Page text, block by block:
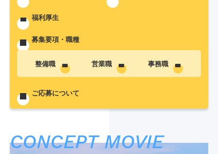
福利厚生
募集要項・職種
整備職 営業職 事務職
ご応募について
CONCEPT MOVIE